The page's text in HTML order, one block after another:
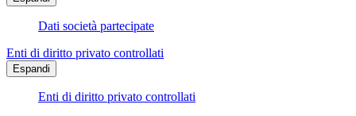
Dati società partecipate
Enti di diritto privato controllati
Espandi
Enti di diritto privato controllati